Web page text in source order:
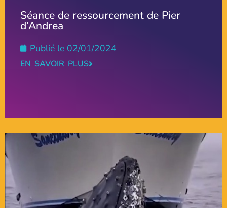
Séance de ressourcement de Pier
d’Andrea
Publié le 02/01/2024
EN SAVOIR PLUS